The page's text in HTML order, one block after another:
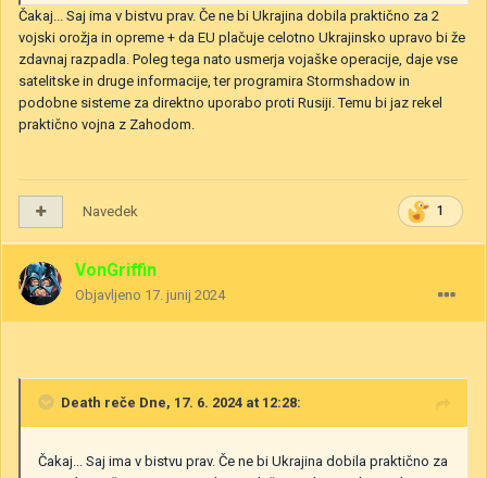
Čakaj... Saj ima v bistvu prav. Če ne bi Ukrajina dobila praktično za 2
vojski orožja in opreme + da EU plačuje celotno Ukrajinsko upravo bi že
zdavnaj razpadla. Poleg tega nato usmerja vojaške operacije, daje vse
satelitske in druge informacije, ter programira Stormshadow in
podobne sisteme za direktno uporabo proti Rusiji. Temu bi jaz rekel
praktično vojna z Zahodom.
1
Navedek
VonGriffin
Objavljeno 17. junij 2024
Death reče Dne, 17. 6. 2024 at 12:28:
Čakaj... Saj ima v bistvu prav. Če ne bi Ukrajina dobila praktično za